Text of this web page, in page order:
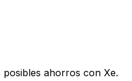
ahorros con Xe.